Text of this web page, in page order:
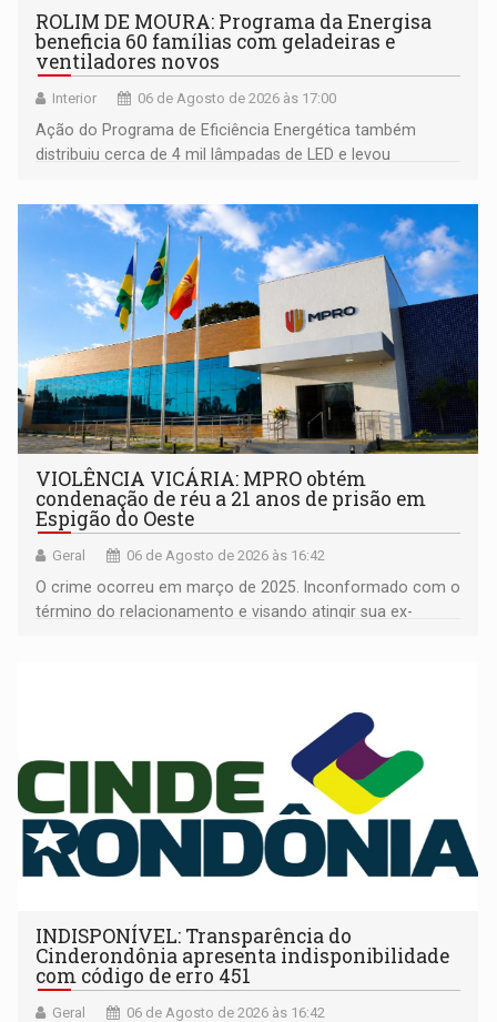
ROLIM DE MOURA: Programa da Energisa
beneficia 60 famílias com geladeiras e
ventiladores novos
Interior 06 de Agosto de 2026 às 17:00
Ação do Programa de Eficiência Energética também
distribuiu cerca de 4 mil lâmpadas de LED e levou
comunidade
VIOLÊNCIA VICÁRIA: MPRO obtém
condenação de réu a 21 anos de prisão em
Espigão do Oeste
Geral 06 de Agosto de 2026 às 16:42
O crime ocorreu em março de 2025. Inconformado com o
término do relacionamento e visando atingir sua ex-
INDISPONÍVEL: Transparência do
Cinderondônia apresenta indisponibilidade
com código de erro 451
Geral 06 de Agosto de 2026 às 16:42